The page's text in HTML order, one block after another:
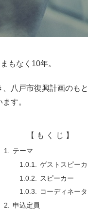
もなく10年。
八戸市復興計画のも
す。
【 も く じ 】
テーマ
ゲストスピー
スピーカー
コーディネー
申込定員